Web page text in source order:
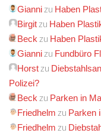
Gianni zu Haben
Birgit zu Haben
Beck zu Haben
Gianni zu Fundbüro
Horst zu
Polizei?
Beck zu Parken in
Friedhelm zu Parken
Friedhelm zu